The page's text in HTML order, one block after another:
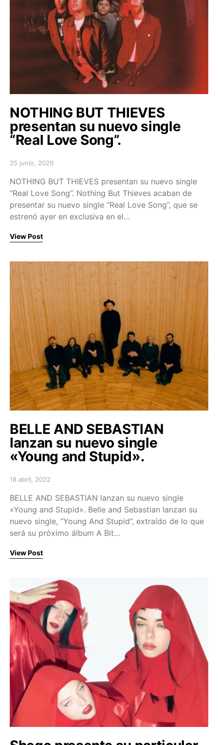
NOTHING BUT THIEVES
presentan su nuevo single
“Real Love Song”.
Posted on
25 junio, 2020
NOTHING BUT THIEVES presentan su nuevo single
“Real Love Song”. Nothing But Thieves acaban de
presentar su nuevo single “Real Love Song”, que se
estrenó ayer en exclusiva en el…
View Post
BELLE AND SEBASTIAN
lanzan su nuevo single
«Young and Stupid».
Posted on
18 abril, 2022
BELLE AND SEBASTIAN lanzan su nuevo single
«Young and Stupid». Belle and Sebastian lanzan su
nuevo single, “Young And Stupid”, extraído de lo que
será su próximo álbum A Bit…
View Post